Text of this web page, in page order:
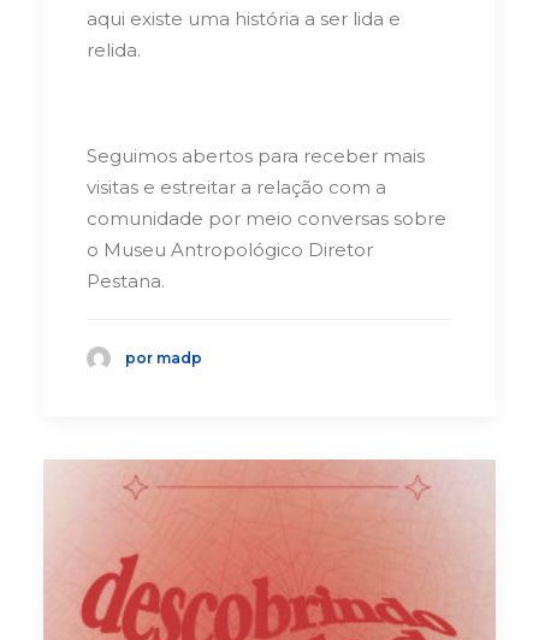
aqui existe uma história a ser lida e
relida.
Seguimos abertos para receber mais
visitas e estreitar a relação com a
comunidade por meio conversas sobre
o Museu Antropológico Diretor
Pestana.
por madp